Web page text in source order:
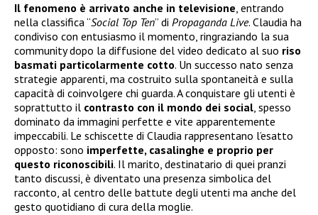
Il fenomeno è arrivato anche in televisione, entrando
nella classifica “Social Top Ten” di Propaganda Live. Claudia ha
condiviso con entusiasmo il momento, ringraziando la sua
community dopo la diffusione del video dedicato al suo riso
basmati particolarmente cotto. Un successo nato senza
strategie apparenti, ma costruito sulla spontaneità e sulla
capacità di coinvolgere chi guarda. A conquistare gli utenti è
soprattutto il contrasto con il mondo dei social, spesso
dominato da immagini perfette e vite apparentemente
impeccabili. Le schiscette di Claudia rappresentano l’esatto
opposto: sono imperfette, casalinghe e proprio per
questo riconoscibili. Il marito, destinatario di quei pranzi
tanto discussi, è diventato una presenza simbolica del
racconto, al centro delle battute degli utenti ma anche del
gesto quotidiano di cura della moglie.